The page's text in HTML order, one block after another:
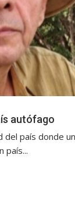
autófago
del país donde
país...